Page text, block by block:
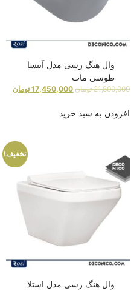
وال هنگ رسی مدل آنیسا
طوسی مات
21,800,000 تومان 17,450,000 تومان
افزودن به سبد خرید
تخفیف!
وال هنگ رسی مدل استلا